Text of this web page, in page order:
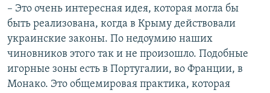
– Это очень интересная идея, которая могла бы
быть реализована, когда в Крыму действовали
украинские законы. По недоумию наших
чиновников этого так и не произошло. Подобные
игорные зоны есть в Португалии, во Франции, в
Монако. Это общемировая практика, которая